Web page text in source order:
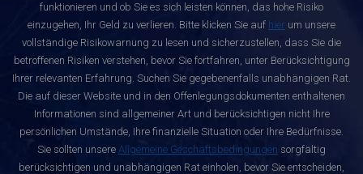
funktionieren und ob Sie es sich leisten können, das hohe Risiko
einzugehen, Ihr Geld zu verlieren. Bitte klicken Sie auf hier um unsere
vollständige Risikowarnung zu lesen und sicherzustellen, dass Sie die
betroffenen Risiken verstehen, bevor Sie fortfahren, unter Berücksichtigung
Ihrer relevanten Erfahrung. Suchen Sie gegebenenfalls unabhängigen Rat.
Die auf dieser Website und in den Offenlegungsdokumenten enthaltenen
Informationen sind allgemeiner Art und berücksichtigen nicht Ihre
persönlichen Umstände, Ihre finanzielle Situation oder Ihre Bedürfnisse.
Sie sollten unsere Allgemeine Geschäftsbedingungen sorgfältig
berücksichtigen und unabhängigen Rat einholen, bevor Sie entscheiden,